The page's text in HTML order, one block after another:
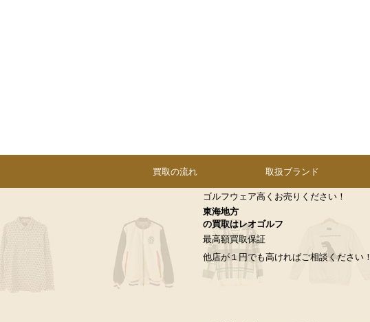
買取の流れ 取扱ブランド
ゴルフウェア高くお売りください！
東海地方
の買取はレオゴルフ
最高額買取保証
他店が１円でも高ければご相談ください！